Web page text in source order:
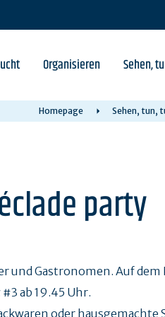
Organisieren Sehen,
Homepage Sehen, tun,
party
Gastronomen. Auf dem
ab 19.45 Uhr.
oder hausgemachte